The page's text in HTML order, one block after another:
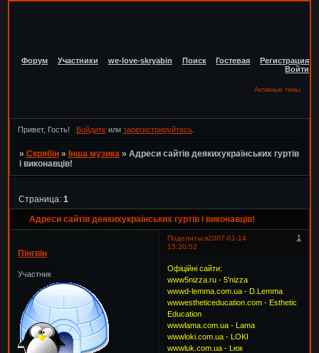
Форум Участники we-love-skryabin Поиск Гостевая
Регистрация
Войти
Активные темы
Привет, Гость! Войдитеили зарегистрируйтесь.
» Скрябін » Інша музика » Адреси сайтів деякихукраїнських гуртів
і виконавців!
Адреси сайтів деякихукраїнських гуртів і виконавців!
Страница: 1
Поделиться 1
2007-01-14
15:20:52
Пінгвін
Участник
Офіційні сайти:
www5nizza.ru - 5'nizza
wwwd-lemma.com.ua - D.Lemma
wwwestheticeducation.com - Esthetic
Education
wwwlama.com.ua - Lama
wwwloki.com.ua - LOKI
wwwluk.com.ua - Lюк